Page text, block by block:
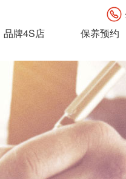
品牌4S店 保养预约